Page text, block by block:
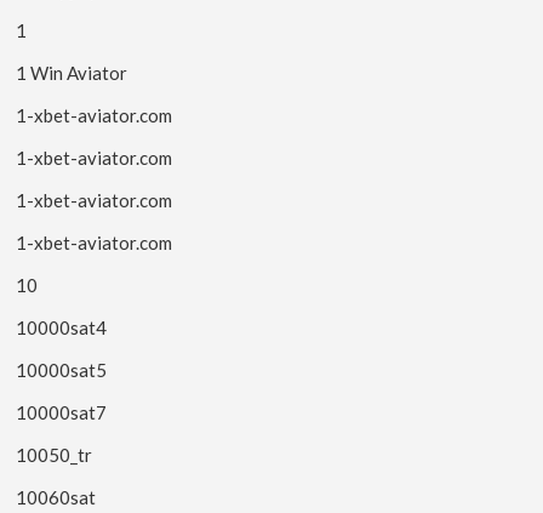
1
1 Win Aviator
1-xbet-aviator.com
1-xbet-aviator.com
1-xbet-aviator.com
1-xbet-aviator.com
10
10000sat4
10000sat5
10000sat7
10050_tr
10060sat